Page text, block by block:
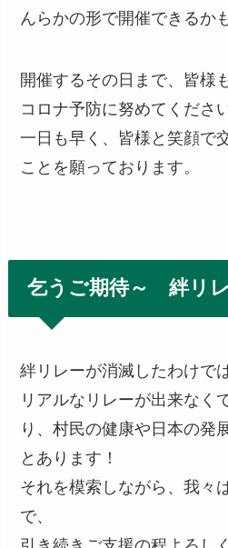
んらかの形で開催できるか
開催するその日まで、皆様
コロナ予防に努めてください
一日も早く、皆様と笑顔で
ことを願っております。
乞うご期待～ 絆リ
絆リレーが消滅したわけで
リアルなリレーが出来なく
り、村民の健康や日本の発
とあります！
それを模索しながら、我々
で、